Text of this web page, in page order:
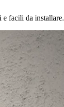
e facili da installare.